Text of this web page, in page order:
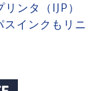
ンタ（IJP）
インクもリニ